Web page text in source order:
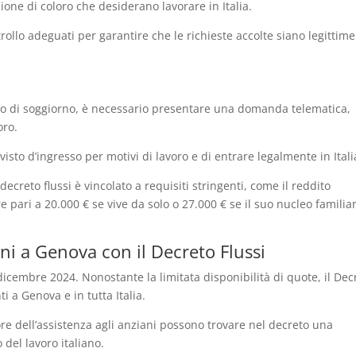
di coloro che desiderano lavorare in Italia.
adeguati per garantire che le richieste accolte siano
di soggiorno, è necessario presentare una domanda telematica,
d’ingresso per motivi di lavoro e di entrare legalmente in
flussi è vincolato a requisiti stringenti, come il reddito
a 20.000 € se vive da solo o 27.000 € se il suo nucleo
a Genova con il Decreto Flussi
2024. Nonostante la limitata disponibilità di quote, il
a Genova e in tutta Italia.
dell’assistenza agli anziani possono trovare nel decreto una
del lavoro italiano.